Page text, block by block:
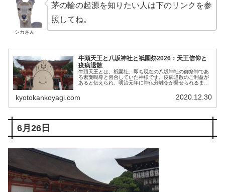
シカさん
茅の輪の起源を知りたい人は下のリンクを参
照してね。
牛頭天王と八坂神社と祇園祭2026：天王信仰と
疫病退散
牛頭天王とは、祇園社、即ち現在の八坂神社の御祭神であ
る素戔嗚尊と習合していた神様です。疫病退散のご利益が
あると伝えられ、明治元年に神仏分離令が発せられるまで
王と天王信仰、疫病に対するご利益につきご紹介します。
kyotokankoyagi.com 2020.12.30
6月26日